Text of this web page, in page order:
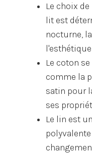
Le choix
lit est
nocturne,
Le coton
comme la
satin pour
ses
Le lin est